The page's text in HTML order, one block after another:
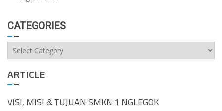
CATEGORIES
Categories
ARTICLE
VISI, MISI & TUJUAN SMKN 1 NGLEGOK